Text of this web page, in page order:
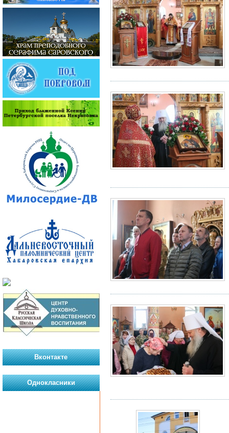
Вконтакте
Однокласники